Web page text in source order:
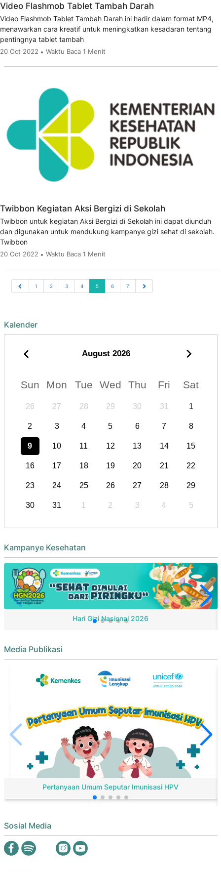
Video Flashmob Tablet Tambah Darah
Video Flashmob Tablet Tambah Darah ini hadir dalam format MP4,
menawarkan cara kreatif untuk meningkatkan kesadaran tentang
pentingnya tablet tambah
20 Oct 2022 Waktu Baca 1 Menit
Twibbon Kegiatan Aksi Bergizi di Sekolah
Twibbon untuk kegiatan Aksi Bergizi di Sekolah ini dapat diunduh
dan digunakan untuk mendukung kampanye gizi sehat di sekolah.
Twibbon
20 Oct 2022 Waktu Baca 1 Menit
1 2 3 4 5 6 7
Kalender
August 2026
Sun Mon Tue Wed Thu Fri Sat
26 27 28 29 30 31 1
2 3 4 5 6 7 8
9 10 11 12 13 14 15
16 17 18 19 20 21 22
23 24 25 26 27 28 29
30 31 1 2 3 4 5
Kampanye Kesehatan
Hari Gizi Nasional 2026
Media Publikasi
Pertanyaan Umum Seputar Imunisasi HPV
Sosial Media